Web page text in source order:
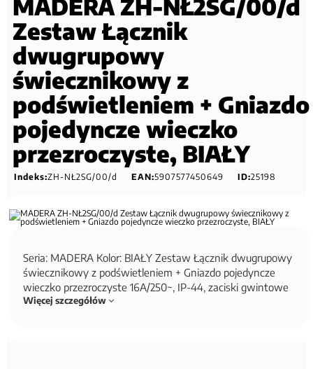
MADERA ZH-NŁ2SG/00/d
Zestaw Łącznik
dwugrupowy
świecznikowy z
podświetleniem + Gniazdo
pojedyncze wieczko
przezroczyste, BIAŁY
Indeks:ZH-NŁ2SG/00/d EAN:5907577450649 ID:25198
Seria: MADERA Kolor: BIAŁY Zestaw Łącznik dwugrupowy
świecznikowy z podświetleniem + Gniazdo pojedyncze
wieczko przezroczyste 16A/250~, IP-44, zaciski gwintowe
Więcej szczegółów